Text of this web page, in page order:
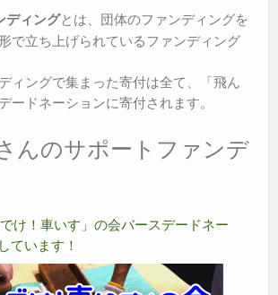
ディングとは、団体のファンディングを
で立ち上げられているファンディング
ィングで集まった寄付は全て、「飛ん
ードネーションに寄付されます。
んのサポートファンデ
け！車いす」の会バースデードネー
ています！